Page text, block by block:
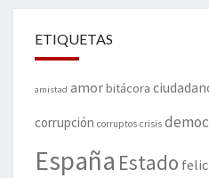
ETIQUETAS
amistad amorbitácora
corrupción corruptos crisis
España Estado